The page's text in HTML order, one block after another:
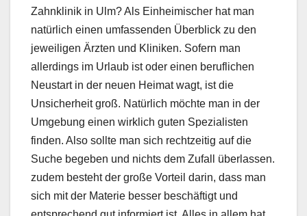
Zahnklinik in Ulm? Als Einheimischer hat man
natürlich einen umfassenden Überblick zu den
jeweiligen Ärzten und Kliniken. Sofern man
allerdings im Urlaub ist oder einen beruflichen
Neustart in der neuen Heimat wagt, ist die
Unsicherheit groß. Natürlich möchte man in der
Umgebung einen wirklich guten Spezialisten
finden. Also sollte man sich rechtzeitig auf die
Suche begeben und nichts dem Zufall überlassen.
zudem besteht der große Vorteil darin, dass man
sich mit der Materie besser beschäftigt und